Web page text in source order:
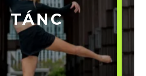
TÁNC